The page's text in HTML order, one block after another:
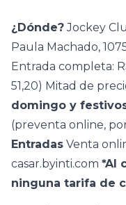
¿Dónde? Jockey
Paula Machado,
Entrada completa:
51,20) Mitad de
domingo y
(preventa online,
Entradas Venta
casar.byinti.com *Al
ninguna tarifa de